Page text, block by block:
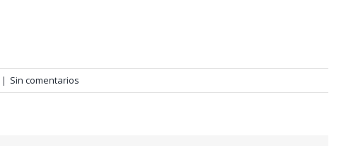
| Sin comentarios